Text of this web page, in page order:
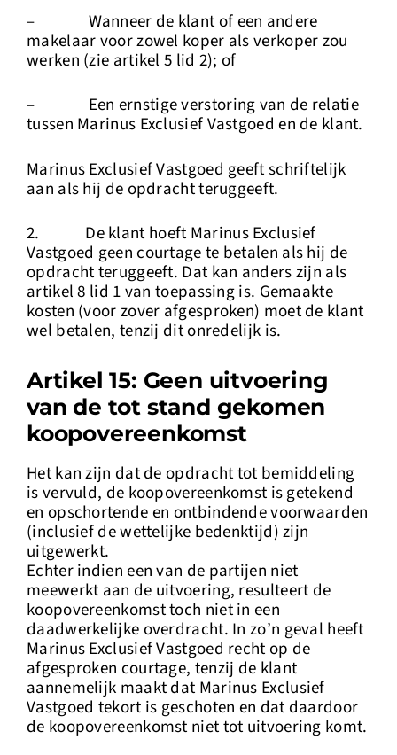
– Wanneer de klant of een andere
makelaar voor zowel koper als verkoper zou
werken (zie artikel 5 lid 2); of
– Een ernstige verstoring van de relatie
tussen Marinus Exclusief Vastgoed en de klant.
Marinus Exclusief Vastgoed geeft schriftelijk
aan als hij de opdracht teruggeeft.
2. De klant hoeft Marinus Exclusief
Vastgoed geen courtage te betalen als hij de
opdracht teruggeeft. Dat kan anders zijn als
artikel 8 lid 1 van toepassing is. Gemaakte
kosten (voor zover afgesproken) moet de klant
wel betalen, tenzij dit onredelijk is.
Artikel 15: Geen uitvoering
van de tot stand gekomen
koopovereenkomst
Het kan zijn dat de opdracht tot bemiddeling
is vervuld, de koopovereenkomst is getekend
en opschortende en ontbindende voorwaarden
(inclusief de wettelijke bedenktijd) zijn
uitgewerkt.
Echter indien een van de partijen niet
meewerkt aan de uitvoering, resulteert de
koopovereenkomst toch niet in een
daadwerkelijke overdracht. In zo’n geval heeft
Marinus Exclusief Vastgoed recht op de
afgesproken courtage, tenzij de klant
aannemelijk maakt dat Marinus Exclusief
Vastgoed tekort is geschoten en dat daardoor
de koopovereenkomst niet tot uitvoering komt.